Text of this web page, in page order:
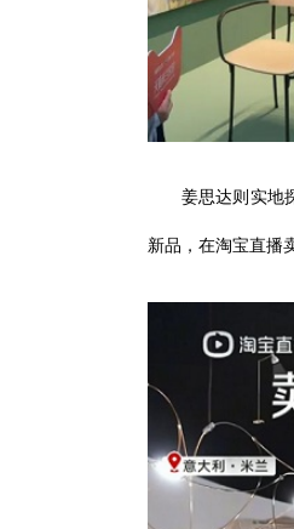
姜思达则实地
新品，在淘宝直播